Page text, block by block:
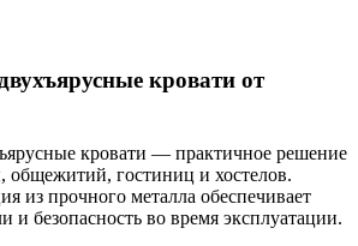
кровати от
кровати — практичное решение
общежитий, гостиниц и хостелов.
из прочного металла обеспечивает
и безопасность во время эксплуатации.